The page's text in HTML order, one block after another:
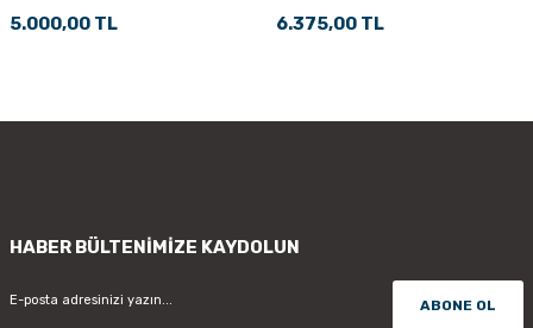
5.000,00 TL 6.375,00 TL
HABER BÜLTENİMİZE KAYDOLUN
ABONE OL